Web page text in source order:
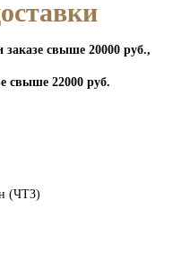
заказе свыше 20000 руб.,
свыше 22000 руб.
(ЧТЗ)